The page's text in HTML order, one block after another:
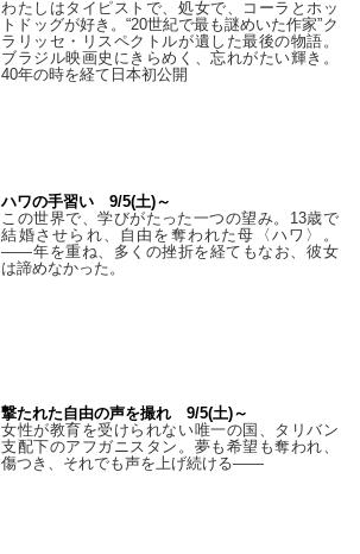
わたしはタイピストで、処⼥で、コーラとホッ
トドッグが好き。“20世紀で最も謎めいた作家”ク
ラリッセ・リスペクトルが遺した最後の物語。
ブラジル映画史にきらめく、忘れがたい輝き。
40年の時を経て⽇本初公開
ハワの手習い 9/5(土)～
この世界で、学びがたった一つの望み。13歳で
結婚させられ、自由を奪われた母〈ハワ〉。
——年を重ね、多くの挫折を経てもなお、彼女
は諦めなかった。
撃たれた自由の声を撮れ 9/5(土)～
女性が教育を受けられない唯一の国、タリバン
支配下のアフガニスタン。夢も希望も奪われ、
傷つき、それでも声を上げ続ける——